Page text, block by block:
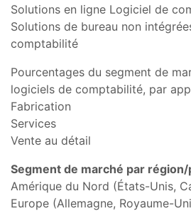
Solutions en ligne Logiciel de
Solutions de bureau non
comptabilité
Pourcentages du segment de
logiciels de comptabilité, par
Fabrication
Services
Vente au détail
Segment de marché par
Amérique du Nord (États-Unis,
Europe (Allemagne, Royaume-